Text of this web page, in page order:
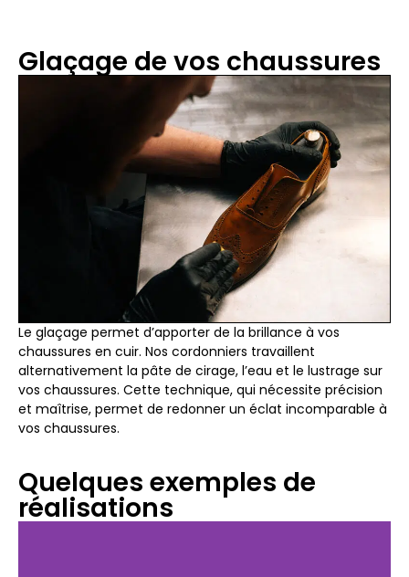
Glaçage de vos chaussures
Le glaçage permet d’apporter de la brillance à vos
chaussures en cuir. Nos cordonniers travaillent
alternativement la pâte de cirage, l’eau et le lustrage sur
vos chaussures. Cette technique, qui nécessite précision
et maîtrise, permet de redonner un éclat incomparable à
vos chaussures.
Quelques exemples de
réalisations